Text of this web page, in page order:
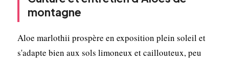
montagne
Aloe marlothii prospère en exposition plein soleil et
s'adapte bien aux sols limoneux et caillouteux, peu